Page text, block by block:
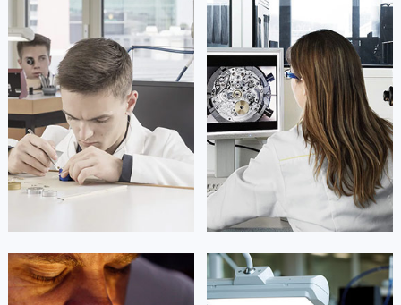
凯罗尔·切尔西
资深积家技师
达芙妮·克劳迪娅
资深积家技师